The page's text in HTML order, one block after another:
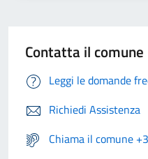
Contatta il comune
Leggi le domande
Richiedi Assistenza
Chiama il comune